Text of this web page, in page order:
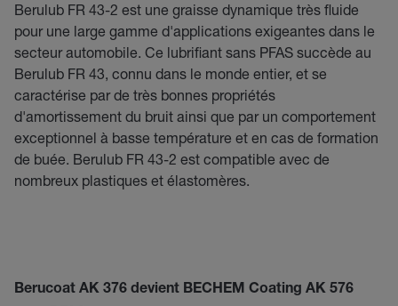
Berulub FR 43-2 est une graisse dynamique très fluide
pour une large gamme d'applications exigeantes dans le
secteur automobile. Ce lubrifiant sans PFAS succède au
Berulub FR 43, connu dans le monde entier, et se
caractérise par de très bonnes propriétés
d'amortissement du bruit ainsi que par un comportement
exceptionnel à basse température et en cas de formation
de buée. Berulub FR 43-2 est compatible avec de
nombreux plastiques et élastomères.
Berucoat AK 376 devient BECHEM Coating AK 576